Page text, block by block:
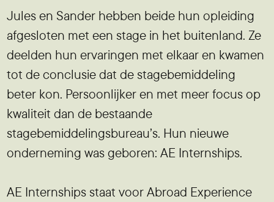
Jules en Sander hebben beide hun opleiding
afgesloten met een stage in het buitenland. Ze
deelden hun ervaringen met elkaar en kwamen
tot de conclusie dat de stagebemiddeling
beter kon. Persoonlijker en met meer focus op
kwaliteit dan de bestaande
stagebemiddelingsbureau’s. Hun nieuwe
onderneming was geboren: AE Internships.
AE Internships staat voor Abroad Experience